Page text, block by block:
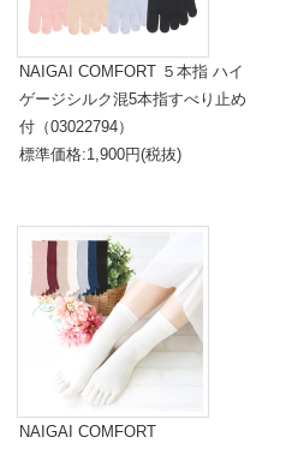
NAIGAI COMFORT ５本指 ハイ
ゲージシルク混5本指すべり止め
付（03022794）
標準価格:1,900円(税抜)
NAIGAI COMFORT